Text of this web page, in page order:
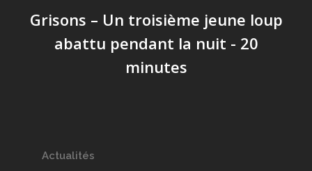
Grisons – Un troisième jeune loup
abattu pendant la nuit - 20
minutes
Actualités